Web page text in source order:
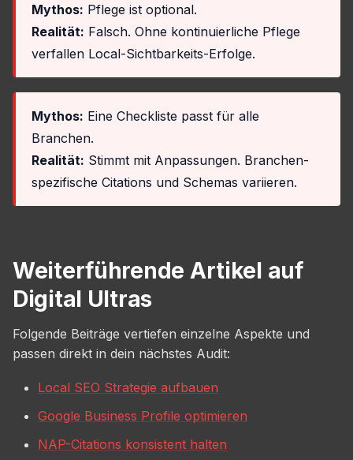
Mythos: Pflege ist optional.
Realität: Falsch. Ohne kontinuierliche Pflege
verfallen Local-Sichtbarkeits-Erfolge.
Mythos: Eine Checkliste passt für alle
Branchen.
Realität: Stimmt mit Anpassungen. Branchen-
spezifische Citations und Schemas variieren.
Weiterführende Artikel auf
Digital Ultras
Folgende Beiträge vertiefen einzelne Aspekte und
passen direkt in dein nächstes Audit:
Local SEO Strategie aufbauen
Google Business Profile optimieren
NAP-Citations konsistent halten